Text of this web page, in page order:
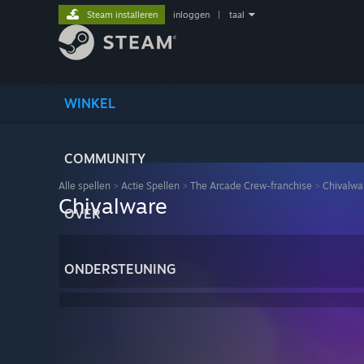
WINKEL
COMMUNITY
OVER
ONDERSTEUNING
Steam installeren inloggen taal
Alle spellen > Actie Spellen > The Arcade Crew-franchise >
Chivalware